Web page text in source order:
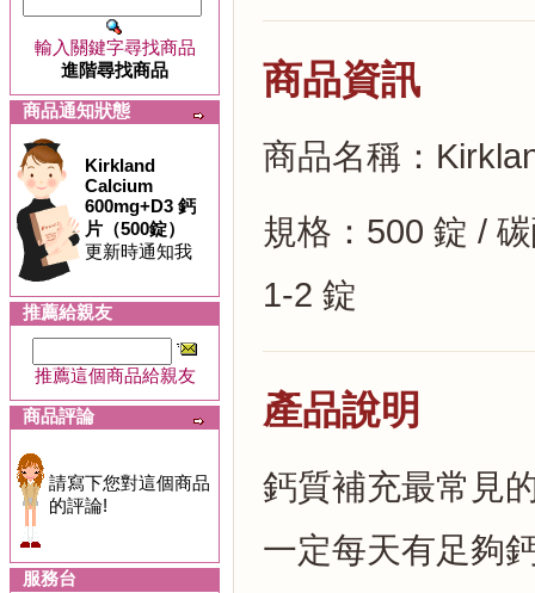
輸入關鍵字尋找商品
進階尋找商品
商品通知狀態
Kirkland
Calcium
600mg+D3 鈣
片（500錠）
更新時通知我
推薦給親友
推薦這個商品給親友
商品評論
請寫下您對這個商品
的評論!
服務台
商品資訊
商品名稱：
規格：500 錠 /
1-2 錠
產品說明
鈣質補充最常見
一定每天有足夠